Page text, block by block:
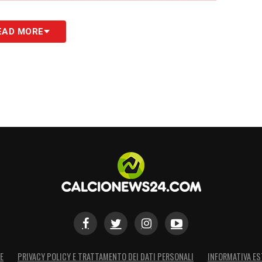
però una riorganizzazione del centrocampo.
verrebbe escluso, anzi ritornerebbe nel suo
due o tre innesti mirati potrebbero
allo scudetto già dalla prossima
internazionale e caratteristiche uniche,
MORE
PRIVACY POLICY E TRATTAMENTO DEI DATI PERSONALI INFORMATIVA